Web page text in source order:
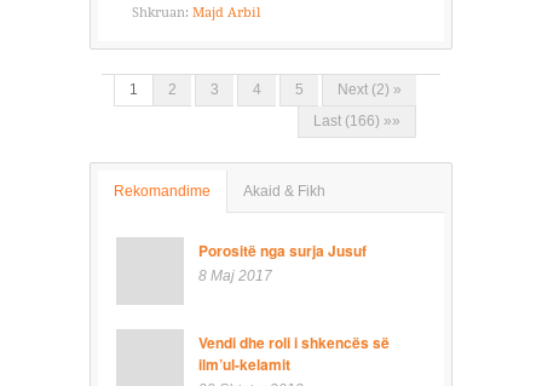
Shkruan: Majd Arbil
1 2 3 4 5
Next (2) »
Last (166) »»
Rekomandime Akaid & Fikh
Porositë nga surja Jusuf
8 Maj 2017
Vendi dhe roli i shkencës së
ilm’ul-kelamit